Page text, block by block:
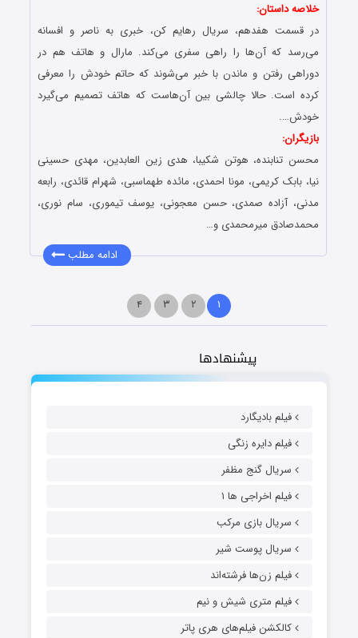
پیشنهادها
فیلم بادیگارد
فیلم دایره زنگی
سریال گنج مظفر
فیلم اخراجی ها ۱
سریال بازی مرکب
سریال پوست شیر
فیلم زن‌ها فرشته‌اند
فیلم متری شیش و نیم
کالکشن فیلم‌های هری پاتر
خلاصه داستان:
در قسمت هفدهم، سریال رهایم کن، خبری به ناصر و افسانه
می‌رسد که آن‌ها را راهی سفری می‌کند. مارال و هاتف هم در
دوراهی رفتن و ماندن با خبر می‌شوند که حاتم خودش را معرفی
کرده است. حالا چالشی بین آن‌هاست که هاتف تصمیم می‌گیرد
خودش….
بازیگران:
محسن تنابنده، هوتن شکیبا، هدی زین العابدین، مهدی حسینی
نیا، بابک کریمی، مونا احمدی، مائده طهماسبی، شهرام قائدی، رابعه
مدنی، آزاده صمدی، حسن معجونی، یوسف تیموری، سام نوری،
محمدصادق میرمحمدی و…
ادامه مطلب
۱ ۲ ۳ ۴